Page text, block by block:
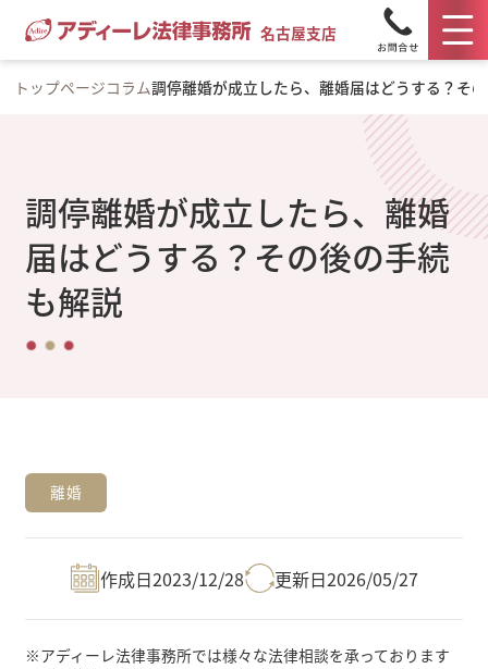
名古屋支店
トップページコラム調停離婚が成立したら、離婚届はどうする？そ
調停離婚が成立したら、離婚
届はどうする？その後の手続
も解説
離婚
作成日2023/12/28 更新日2026/05/27
※アディーレ法律事務所では様々な法律相談を承っております